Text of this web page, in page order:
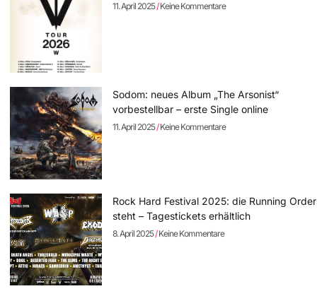
11. April 2025 Keine Kommentare
Sodom: neues Album „The Arsonist“
vorbestellbar – erste Single online
11. April 2025 Keine Kommentare
Rock Hard Festival 2025: die Running Order
steht – Tagestickets erhältlich
8. April 2025 Keine Kommentare